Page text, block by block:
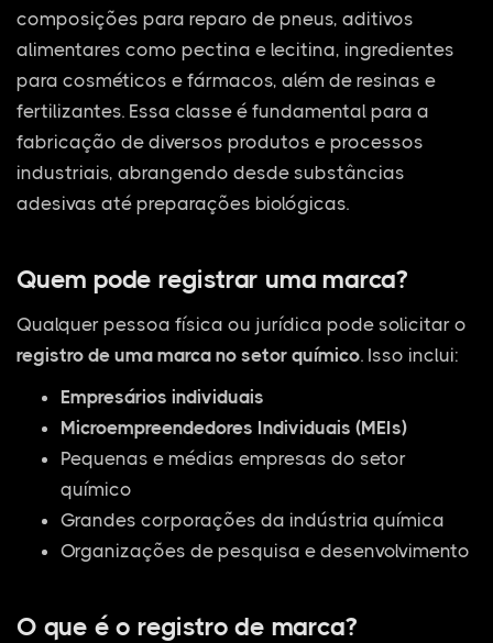
composições para reparo de pneus, aditivos
alimentares como pectina e lecitina, ingredientes
para cosméticos e fármacos, além de resinas e
fertilizantes. Essa classe é fundamental para a
fabricação de diversos produtos e processos
industriais, abrangendo desde substâncias
adesivas até preparações biológicas.
Quem pode registrar uma marca?
Qualquer pessoa física ou jurídica pode solicitar o
registro de uma marca no setor químico. Isso inclui:
Empresários individuais
Microempreendedores Individuais (MEIs)
Pequenas e médias empresas do setor
químico
Grandes corporações da indústria química
Organizações de pesquisa e desenvolvimento
O que é o registro de marca?